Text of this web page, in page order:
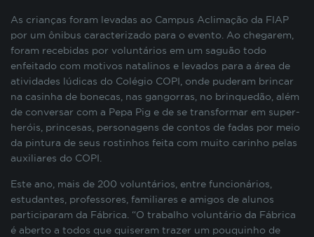
ALUN
As crianças foram levadas ao Campus Aclimação da FIAP
por um ônibus caracterizado para o evento. Ao chegarem,
foram recebidas por voluntários em um saguão todo
enfeitado com motivos natalinos e levados para a área de
atividades lúdicas do Colégio COPI, onde puderam brincar
na casinha de bonecas, nas gangorras, no brinquedão, além
de conversar com a Pepa Pig e de se transformar em super-
heróis, princesas, personagens de contos de fadas por meio
da pintura de seus rostinhos feita com muito carinho pelas
auxiliares do COPI.
Este ano, mais de 200 voluntários, entre funcionários,
estudantes, professores, familiares e amigos de alunos
participaram da Fábrica. “O trabalho voluntário da Fábrica
é aberto a todos que quiseram trazer um pouquinho de
corretamente ou para melhorar o desempenho
funcionalidades diversas. Eles estão relacionados
com a realização de login no Portal do Aluno, o
preenchimento de formulários, contagem de
visitas para a medição de performance de
páginas, entre outros. Todos armazenados sem a
possibilidade de identificação pessoal. Ao
configurar seu navegador para bloquear esses
cookies, algumas partes do site podem não
funcionar.
COOKIES DE PUBLICIDADE